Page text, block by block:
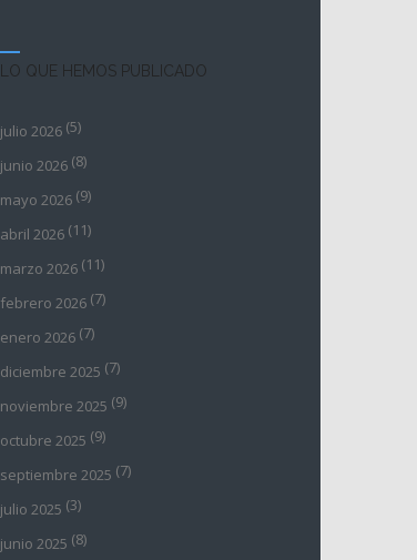
LO QUE HEMOS PUBLICADO
julio 2026 (5)
junio 2026 (8)
mayo 2026 (9)
abril 2026 (11)
marzo 2026 (11)
febrero 2026 (7)
enero 2026 (7)
diciembre 2025 (7)
noviembre 2025 (9)
octubre 2025 (9)
septiembre 2025 (7)
julio 2025 (3)
junio 2025 (8)